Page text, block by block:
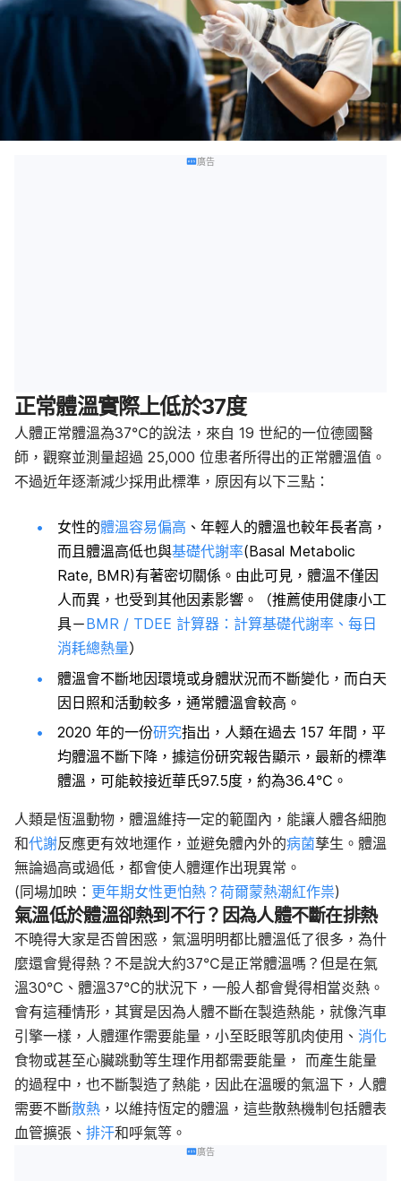
廣告
正常體溫實際上低於37度
人體正常體溫為37℃的說法，來自 19 世紀的一位德國醫
師，觀察並測量超過 25,000 位患者所得出的正常體溫值。
不過近年逐漸減少採用此標準，原因有以下三點：
女性的體溫容易偏高 、年輕人的體溫也較年長者高，
而且體溫高低也與基礎代謝率(Basal Metabolic
Rate, BMR)有著密切關係。由此可見，體溫不僅因
人而異，也受到其他因素影響。（推薦使用健康小工
具－BMR / TDEE 計算器：計算基礎代謝率、每日
消耗總熱量）
體溫會不斷地因環境或身體狀況而不斷變化，而白天
因日照和活動較多，通常體溫會較高。
2020 年的一份研究指出，人類在過去 157 年間，平
均體溫不斷下降，據這份研究報告顯示，最新的標準
體溫，可能較接近華氏97.5度，約為36.4℃。
人類是恆溫動物，體溫維持一定的範圍內，能讓人體各細胞
和代謝反應更有效地運作，並避免體內外的病菌孳生。體溫
無論過高或過低，都會使人體運作出現異常。
(同場加映： 更年期女性更怕熱？荷爾蒙熱潮紅作祟)
氣溫低於體溫卻熱到不行？因為人體不斷在排熱
不曉得大家是否曾困惑，氣溫明明都比體溫低了很多，為什
麼還會覺得熱？不是說大約37℃是正常體溫嗎？但是在氣
溫30℃、體溫37℃的狀況下，一般人都會覺得相當炎熱。
會有這種情形，其實是因為人體不斷在製造熱能，就像汽車
引擎一樣，人體運作需要能量，小至眨眼等肌肉使用、 消化
食物或甚至心臟跳動等生理作用都需要能量， 而產生能量
的過程中，也不斷製造了熱能，因此在溫暖的氣溫下，人體
需要不斷散熱 ，以維持恆定的體溫，這些散熱機制包括體表
血管擴張、 排汗和呼氣等。
廣告